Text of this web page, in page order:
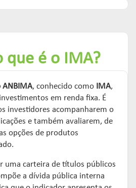
que é o IMA?
ANBIMA, conhecido como IMA,
em renda fixa. É
investidores acompanharem o
e também avaliarem, de
opções de produtos
uma carteira de títulos públicos
a dívida pública interna